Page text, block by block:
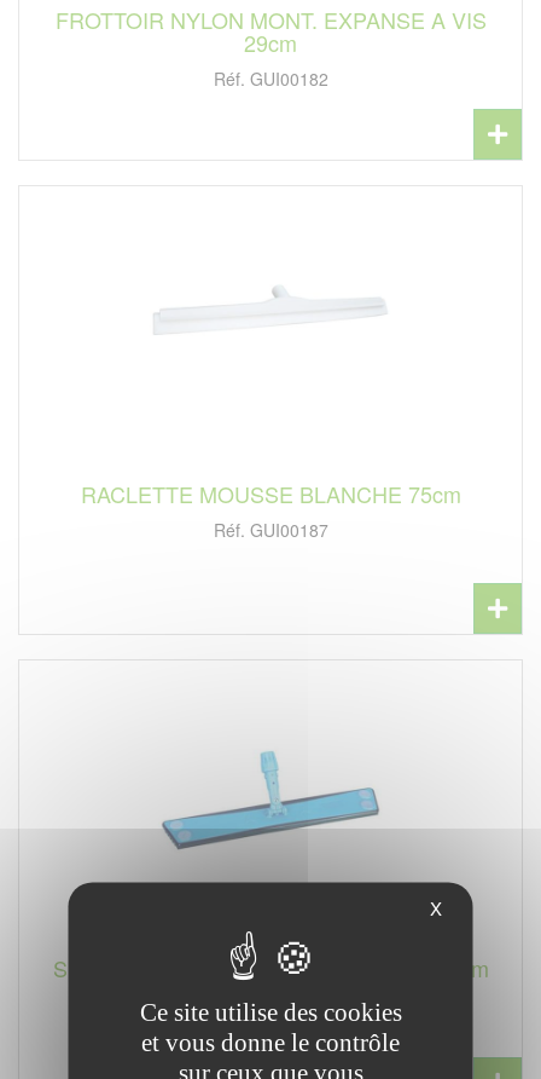
FROTTOIR NYLON MONT. EXPANSE A VIS
29cm
Réf. GUI00182
RACLETTE MOUSSE BLANCHE 75cm
Réf. GUI00187
SUPPORT BALAI TRAPEZE VULCAIN 60cm
Réf. GUI00193
X
Ce site utilise des cookies
et vous donne le contrôle
sur ceux que vous